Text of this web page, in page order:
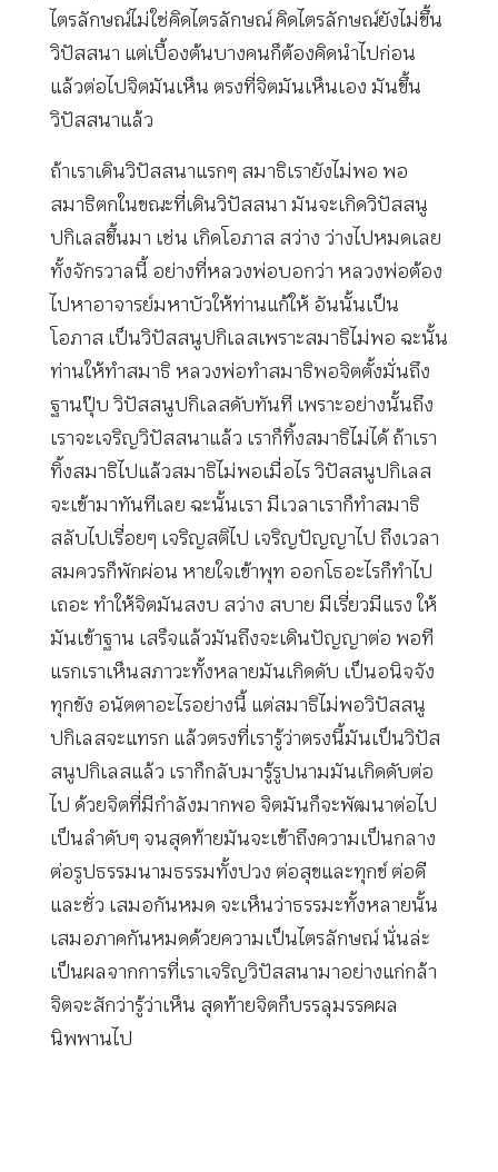
ไตรลักษณ์ไม่ใช่คิดไตรลักษณ์ คิดไตรลักษณ์ยังไม่ขึ้น
วิปัสสนา แต่เบื้องต้นบางคนก็ต้องคิดนำไปก่อน
แล้วต่อไปจิตมันเห็น ตรงที่จิตมันเห็นเอง มันขึ้น
วิปัสสนาแล้ว
ถ้าเราเดินวิปัสสนาแรกๆ สมาธิเรายังไม่พอ พอ
สมาธิตกในขณะที่เดินวิปัสสนา มันจะเกิดวิปัสสนู
ปกิเลสขึ้นมา เช่น เกิดโอภาส สว่าง ว่างไปหมดเลย
ทั้งจักรวาลนี้ อย่างที่หลวงพ่อบอกว่า หลวงพ่อต้อง
ไปหาอาจารย์มหาบัวให้ท่านแก้ให้ อันนั้นเป็น
โอภาส เป็นวิปัสสนูปกิเลสเพราะสมาธิไม่พอ ฉะนั้น
ท่านให้ทำสมาธิ หลวงพ่อทำสมาธิพอจิตตั้งมั่นถึง
ฐานปุ๊บ วิปัสสนูปกิเลสดับทันที เพราะอย่างนั้นถึง
เราจะเจริญวิปัสสนาแล้ว เราก็ทิ้งสมาธิไม่ได้ ถ้าเรา
ทิ้งสมาธิไปแล้วสมาธิไม่พอเมื่อไร วิปัสสนูปกิเลส
จะเข้ามาทันทีเลย ฉะนั้นเรา มีเวลาเราก็ทำสมาธิ
สลับไปเรื่อยๆ เจริญสติไป เจริญปัญญาไป ถึงเวลา
สมควรก็พักผ่อน หายใจเข้าพุท ออกโธอะไรก็ทำไป
เถอะ ทำให้จิตมันสงบ สว่าง สบาย มีเรี่ยวมีแรง ให้
มันเข้าฐาน เสร็จแล้วมันถึงจะเดินปัญญาต่อ พอที
แรกเราเห็นสภาวะทั้งหลายมันเกิดดับ เป็นอนิจจัง
ทุกขัง อนัตตาอะไรอย่างนี้ แต่สมาธิไม่พอวิปัสสนู
ปกิเลสจะแทรก แล้วตรงที่เรารู้ว่าตรงนี้มันเป็นวิปัส
สนูปกิเลสแล้ว เราก็กลับมารู้รูปนามมันเกิดดับต่อ
ไป ด้วยจิตที่มีกำลังมากพอ จิตมันก็จะพัฒนาต่อไป
เป็นลำดับๆ จนสุดท้ายมันจะเข้าถึงความเป็นกลาง
ต่อรูปธรรมนามธรรมทั้งปวง ต่อสุขและทุกข์ ต่อดี
และชั่ว เสมอกันหมด จะเห็นว่าธรรมะทั้งหลายนั้น
เสมอภาคกันหมดด้วยความเป็นไตรลักษณ์ นั่นล่ะ
เป็นผลจากการที่เราเจริญวิปัสสนามาอย่างแก่กล้า
จิตจะสักว่ารู้ว่าเห็น สุดท้ายจิตก็บรรลุมรรคผล
นิพพานไป